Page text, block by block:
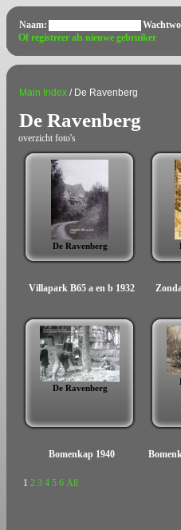
Naam:
Of registreer als nieuwe gebruiker
Main Index / De Ravenberg
De Ravenberg
overzicht foto's
De Ravenberg
Villapark B65 a en b 1932
De Ravenberg
Bomenkap 1940
1 2 3 4 5 6 All